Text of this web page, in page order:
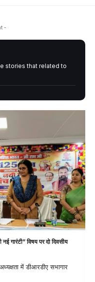
-
stories that related to
गारंटी” विषय पर दो दिवसीय
में डीआरडीए सभागार